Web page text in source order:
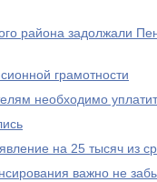
района задолжали
грамотности
необходимо
на 25 тысяч из
важно не